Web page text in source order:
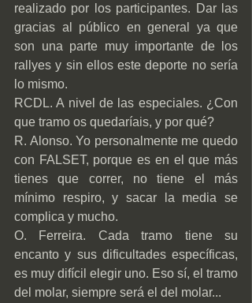
realizado por los participantes. Dar las
gracias al público en general ya que
son una parte muy importante de los
rallyes y sin ellos este deporte no sería
lo mismo.
RCDL. A nivel de las especiales. ¿Con
que tramo os quedaríais, y por qué?
R. Alonso. Yo personalmente me quedo
con FALSET, porque es en el que más
tienes que correr, no tiene el más
mínimo respiro, y sacar la media se
complica y mucho.
O. Ferreira. Cada tramo tiene su
encanto y sus dificultades específicas,
es muy difícil elegir uno. Eso sí, el tramo
del molar, siempre será el del molar...